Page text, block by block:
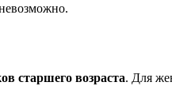
старшего возраста. Для